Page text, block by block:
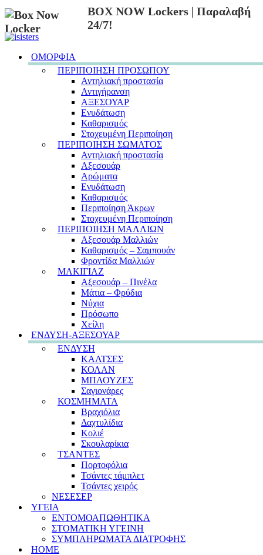
BOX NOW Lockers | Παραλαβή
24/7!
ΟΜΟΡΦΙΑ
ΠΕΡΙΠΟΙΗΣΗ ΠΡΟΣΩΠΟΥ
Αντηλιακή προστασία
Αντιγήρανση
ΑΞΕΣΟΥΑΡ
Ενυδάτωση
Καθαρισμός
Στοχευμένη Περιποίηση
ΠΕΡΙΠΟΙΗΣΗ ΣΩΜΑΤΟΣ
Αντηλιακή προστασία
Αξεσουάρ
Αρώματα
Ενυδάτωση
Καθαρισμός
Περιποίηση Άκρων
Στοχευμένη Περιποίηση
ΠΕΡΙΠΟΙΗΣΗ ΜΑΛΛΙΩΝ
Αξεσουάρ Μαλλιών
Καθαρισμός – Σαμπουάν
Φροντίδα Μαλλιών
ΜΑΚΙΓΙΑΖ
Αξεσουάρ – Πινέλα
Μάτια – Φρύδια
Νύχια
Πρόσωπο
Χείλη
ΕΝΔΥΣΗ-ΑΞΕΣΟΥΑΡ
ΕΝΔΥΣΗ
ΚΑΛΤΣΕΣ
ΚΟΛΑΝ
ΜΠΛΟΥΖΕΣ
Σαγιονάρες
ΚΟΣΜΗΜΑΤΑ
Βραχιόλια
Δαχτυλίδια
Κολιέ
Σκουλαρίκια
ΤΣΑΝΤΕΣ
Πορτοφόλια
Τσάντες τάμπλετ
Τσάντες χειρός
ΝΕΣΕΣΕΡ
ΥΓΕΙΑ
ΕΝΤΟΜΟΑΠΩΘΗΤΙΚΑ
ΣΤΟΜΑΤΙΚΗ ΥΓΕΙΝΗ
ΣΥΜΠΛΗΡΩΜΑΤΑ ΔΙΑΤΡΟΦΗΣ
HOME